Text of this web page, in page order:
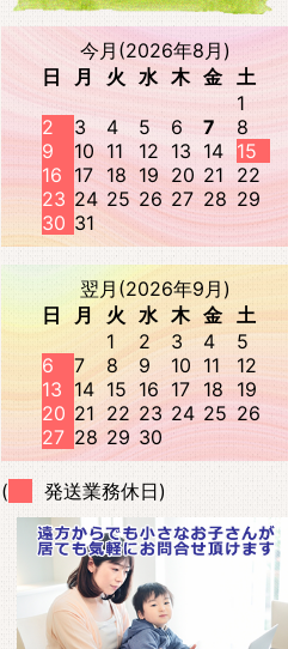
今月(2026年8月)
日
月 火 水 木 金
土
1
2
3 4 5 6 7
8
9
10 11 12 13 14
15
16 17 18 19 20 21
22
23 24 25 26 27 28 29
30 31
翌月(2026年9月)
日
月 火 水 木 金
土
1
2 3 4
5
6
7 8 9 10 11
12
13 14 15 16 17 18
19
20 21 22 23 24 25 26
27 28 29 30
( 発送業務休日)